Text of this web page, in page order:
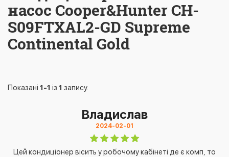
насос Cooper&Hunter CH-
S09FTXAL2-GD Supreme
Continental Gold
Показані 1-1 із 1 запису.
Владислав
2024-02-01
Цей кондиціонер вісить у робочому кабінеті де є комп, то